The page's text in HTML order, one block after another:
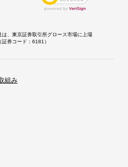
は、東京証券取引所グロース市場に上場
証券コード：6181）
組み